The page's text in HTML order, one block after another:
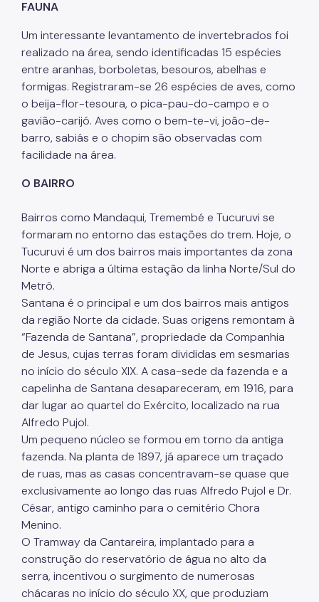
FAUNA
Um interessante levantamento de invertebrados foi
realizado na área, sendo identificadas 15 espécies
entre aranhas, borboletas, besouros, abelhas e
formigas. Registraram-se 26 espécies de aves, como
o beija-flor-tesoura, o pica-pau-do-campo e o
gavião-carijó. Aves como o bem-te-vi, joão-de-
barro, sabiás e o chopim são observadas com
facilidade na área.
O BAIRRO
Bairros como Mandaqui, Tremembé e Tucuruvi se
formaram no entorno das estações do trem. Hoje, o
Tucuruvi é um dos bairros mais importantes da zona
Norte e abriga a última estação da linha Norte/Sul do
Metrô.
Santana é o principal e um dos bairros mais antigos
da região Norte da cidade. Suas origens remontam à
“Fazenda de Santana”, propriedade da Companhia
de Jesus, cujas terras foram divididas em sesmarias
no início do século XIX. A casa-sede da fazenda e a
capelinha de Santana desapareceram, em 1916, para
dar lugar ao quartel do Exército, localizado na rua
Alfredo Pujol.
Um pequeno núcleo se formou em torno da antiga
fazenda. Na planta de 1897, já aparece um traçado
de ruas, mas as casas concentravam-se quase que
exclusivamente ao longo das ruas Alfredo Pujol e Dr.
César, antigo caminho para o cemitério Chora
Menino.
O Tramway da Cantareira, implantado para a
construção do reservatório de água no alto da
serra, incentivou o surgimento de numerosas
chácaras no início do século XX, que produziam